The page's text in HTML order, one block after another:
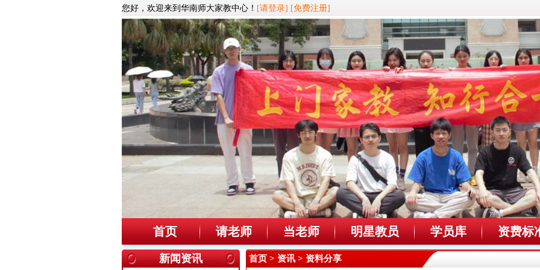
您好，欢迎来到华南师大家教中心！ [请登录] [免费注册]
首页 请老师 当老师 明星教员 学员库 资费标
新闻资讯 首页 > 资讯 > 资料分享